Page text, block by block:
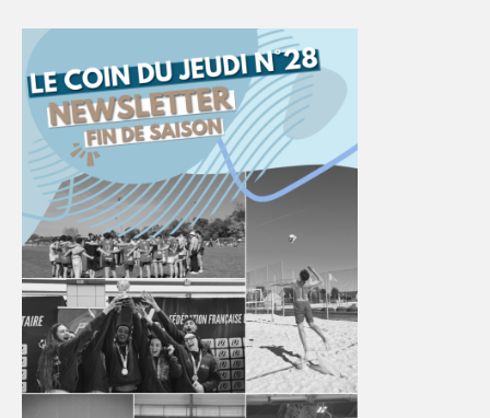
COMMUNICATION
RÉSULTATS & PALMARÈS
PHOTOS
CHARTE GRAPHIQUE
CRU & CFU